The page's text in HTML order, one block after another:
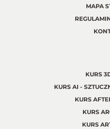
MAPA
KURS
KURS AI -
KURS
KURS
KURS